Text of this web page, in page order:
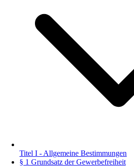
Titel I - Allgemeine Bestimmungen
§ 1 Grundsatz der Gewerbefreiheit